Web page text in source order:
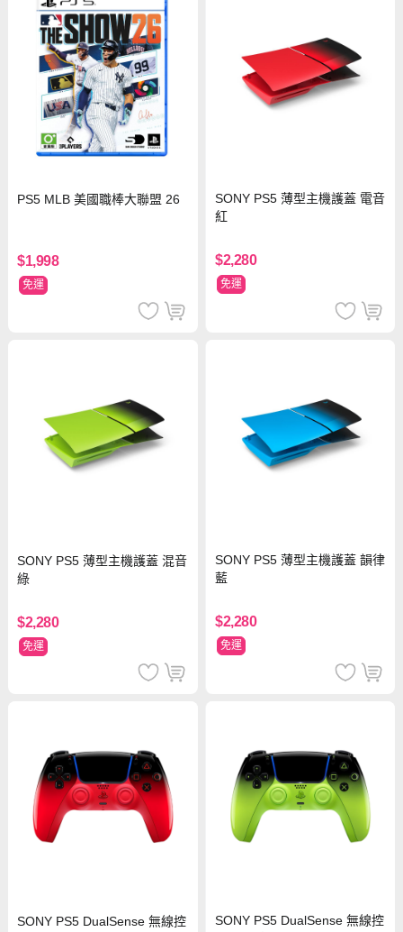
PS5 MLB 美國職棒大聯盟 26
$1,998
免運
SONY PS5 薄型主機護蓋 電音
紅
$2,280
免運
SONY PS5 薄型主機護蓋 混音
綠
$2,280
免運
SONY PS5 薄型主機護蓋 韻律
藍
$2,280
免運
SONY PS5 DualSense 無線控
SONY PS5 DualSense 無線控